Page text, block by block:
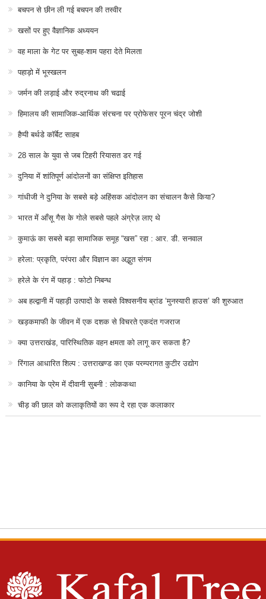
बचपन से छीन ली गई बचपन की तस्वीर
खसों पर हुए वैज्ञानिक अध्ययन
वह माला के गेट पर सुबह-शाम पहरा देते मिलता
पहाड़ो में भूस्खलन
जर्मन की लड़ाई और रुद्रनाथ की चढाई
हिमालय की सामाजिक-आर्थिक संरचना पर प्रोफेसर पूरन चंद्र जोशी
हैप्पी बर्थडे कॉर्बेट साहब
28 साल के युवा से जब टिहरी रियासत डर गई
दुनिया में शांतिपूर्ण आंदोलनों का संक्षिप्त इतिहास
गांधीजी ने दुनिया के सबसे बड़े अहिंसक आंदोलन का संचालन कैसे किया?
भारत में आँसू गैस के गोले सबसे पहले अंग्रेज़ लाए थे
कुमाऊं का सबसे बड़ा सामाजिक समूह “खस” रहा : आर. डी. सनवाल
हरेला: प्रकृति, परंपरा और विज्ञान का अद्भुत संगम
हरेले के रंग में पहाड़ : फोटो निबन्ध
अब हल्द्वानी में पहाड़ी उत्पादों के सबसे विश्वसनीय ब्रांड ‘मुनस्यारी हाउस’ की शुरुआत
खड़कमाफी के जीवन में एक दशक से विचरते एकदंत गजराज
क्या उत्तराखंड, पारिस्थितिक वहन क्षमता को लागू कर सकता है?
रिंगाल आधारित शिल्प : उत्तराखण्ड का एक परम्परागत कुटीर उद्योग
कानिया के प्रेम में दीवानी सुबनी : लोककथा
चीड़ की छाल को कलाकृतियों का रूप दे रहा एक कलाकार